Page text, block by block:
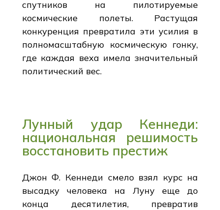
спутников на пилотируемые
космические полеты. Растущая
конкуренция превратила эти усилия в
полномасштабную космическую гонку,
где каждая веха имела значительный
политический вес.
Лунный удар Кеннеди:
национальная решимость
восстановить престиж
Джон Ф. Кеннеди смело взял курс на
высадку человека на Луну еще до
конца десятилетия, превратив